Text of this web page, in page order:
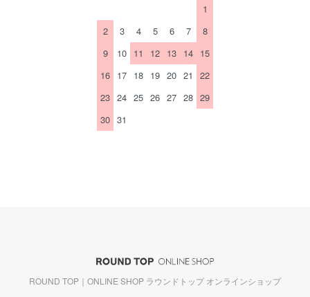
1
2
3 4 5 6 7
8
9
10 11 12 13 14 15
16 17 18 19 20 21
22
23 24 25 26 27 28 29
30 31
ROUND TOP｜ONLINE SHOP ラウンドトップ オンラインショップ